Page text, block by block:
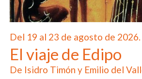
Del 19 al 23 de agosto de
El viaje de Edipo
De Isidro Timón y Emilio del